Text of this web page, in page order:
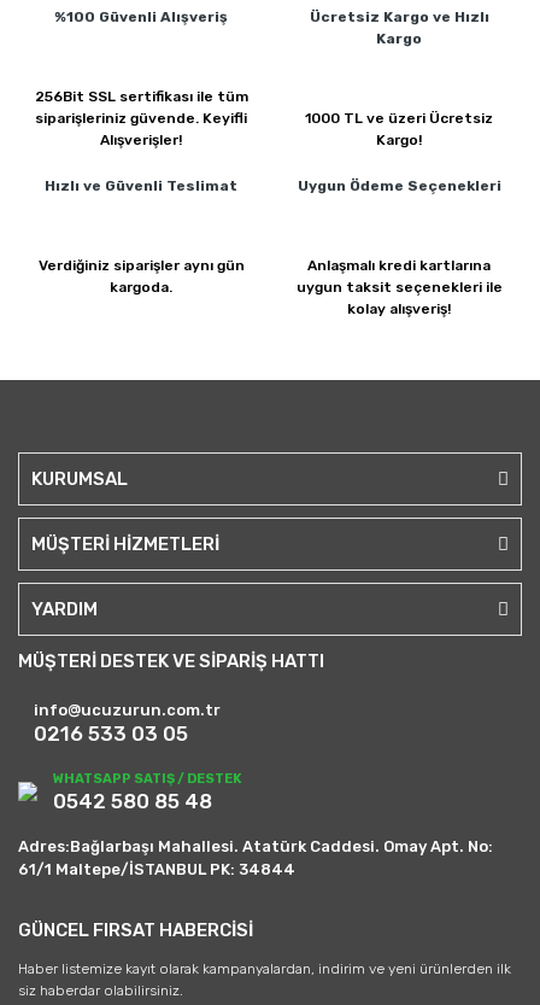
%100 Güvenli Alışveriş
256Bit SSL sertifikası ile tüm
siparişleriniz güvende. Keyifli
Alışverişler!
Ücretsiz Kargo ve Hızlı
Kargo
1000 TL ve üzeri Ücretsiz
Kargo!
Hızlı ve Güvenli Teslimat
Verdiğiniz siparişler aynı gün
kargoda.
Uygun Ödeme Seçenekleri
Anlaşmalı kredi kartlarına
uygun taksit seçenekleri ile
kolay alışveriş!
KURUMSAL
MÜŞTERİ HİZMETLERİ
YARDIM
MÜŞTERİ DESTEK VE SİPARİŞ HATTI
info@ucuzurun.com.tr
0216 533 03 05
WHATSAPP SATIŞ / DESTEK
0542 580 85 48
Adres:Bağlarbaşı Mahallesi. Atatürk Caddesi. Omay Apt. No:
61/1 Maltepe/İSTANBUL PK: 34844
GÜNCEL FIRSAT HABERCİSİ
Haber listemize kayıt olarak kampanyalardan, indirim ve yeni ürünlerden ilk
siz haberdar olabilirsiniz.